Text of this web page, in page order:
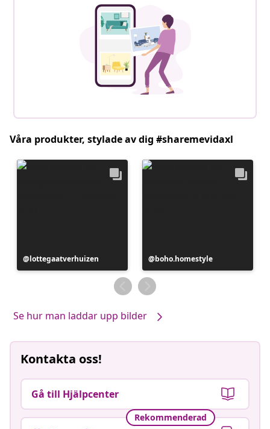
Våra produkter, stylade av dig #sharemevidaxl
Inlägg
publicerat
lottegaatverhuizen
Inlägg
publicerat
av
boho.homestyle
Se hur man laddar upp bilder
Kontakta oss!
Gå till Hjälpcenter
Rekommenderad